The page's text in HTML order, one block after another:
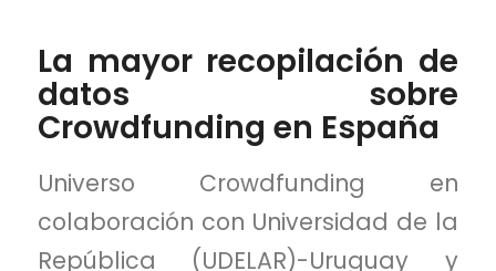
La mayor recopilación de
datos sobre
Crowdfunding en España
Universo Crowdfunding en
colaboración con Universidad de la
República (UDELAR)-Uruguay y